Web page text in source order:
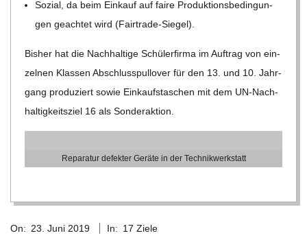
Sozial, da beim Ein­kauf auf faire Pro­duk­ti­ons­be­din­gun­
gen geach­tet wird (Fair­trade-Sie­gel).
Bis­her hat die Nach­hal­tige Schü­ler­firma im Auf­trag von ein­
zel­nen Klas­sen Abschluss­pull­over für den 13. und 10. Jahr­
gang pro­du­ziert sowie Ein­kaufs­ta­schen mit dem UN-Nach­
hal­tig­keits­ziel 16 als Sonderaktion.
Repa­ra­tur defek­ter Geräte in der Technikwerkstatt
06-
On: 23. Juni 2019 In: 17 Ziele